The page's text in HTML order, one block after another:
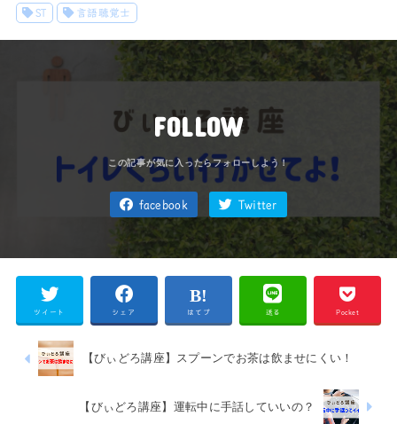
ST 言語聴覚士
FOLLOW
facebook Twitter
ツイート シェア はてブ 送る Pocket
【びぃどろ講座】スプーンでお茶は飲ませにくい！
【びぃどろ講座】運転中に手話していいの？